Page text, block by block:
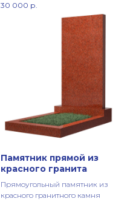
30 000 р.
Памятник прямой из
красного гранита
Прямоугольный памятник из
красного гранитного камня